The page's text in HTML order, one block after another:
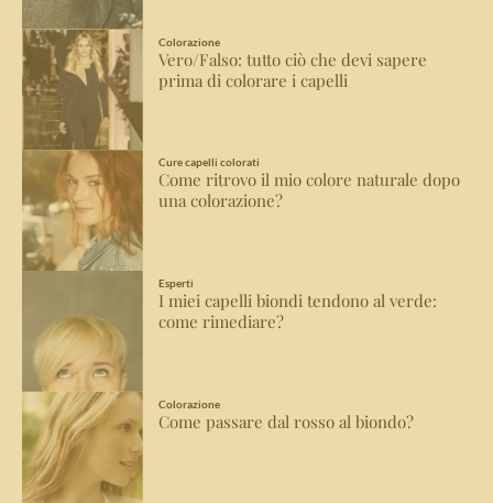
Colorazione
Vero/Falso: tutto ciò che devi sapere
prima di colorare i capelli
Cure capelli colorati
Come ritrovo il mio colore naturale dopo
una colorazione?
Esperti
I miei capelli biondi tendono al verde:
come rimediare?
Colorazione
Come passare dal rosso al biondo?